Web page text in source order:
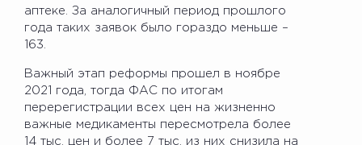
аптеке. За аналогичный период прошлого
года таких заявок было гораздо меньше –
163.
Важный этап реформы прошел в ноябре
2021 года, тогда ФАС по итогам
перерегистрации всех цен на жизненно
важные медикаменты пересмотрела более
14 тыс. цен и более 7 тыс. из них снизила на